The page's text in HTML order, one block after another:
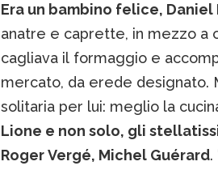
Era un bambino felice,
anatre e caprette, in mezzo a
cagliava il formaggio e
mercato, da erede designato.
solitaria per lui: meglio la
Lione e non solo, gli
Roger Vergé, Michel Guérard.